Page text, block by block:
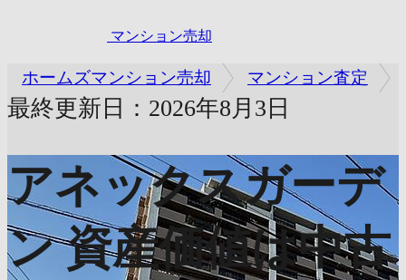
マンション売却
ホームズマンション売却 マンション査定
最終更新日：2026年8月3日
アネックスガーデ
ン 資産価値は中古